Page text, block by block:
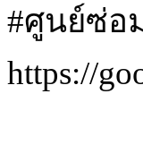
#ศูนย์ซ่อ
https://